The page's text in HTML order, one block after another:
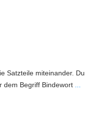
Satzteile miteinander. Du
dem Begriff Bindewort